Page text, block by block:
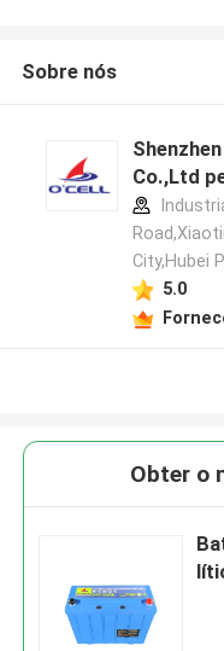
Sobre nós
Co.,Ltd
City,Hubei
5.0
Obter o